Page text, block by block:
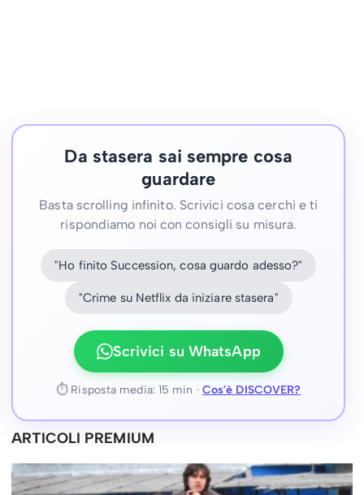
Da stasera sai sempre cosa
guardare
Basta scrolling infinito. Scrivici cosa cerchi e ti
rispondiamo noi con consigli su misura.
"Ho finito Succession, cosa guardo adesso?"
"Crime su Netflix da iniziare stasera"
Scrivici su WhatsApp
⏱ Risposta media: 15 min · Cos'è DISCOVER?
ARTICOLI PREMIUM